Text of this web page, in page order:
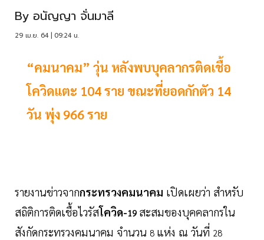
By อนัญญา จั่นมาลี
29 เม.ย. 64 | 09:24 น.
“คมนาคม” วุ่น หลังพบบุคลากรติดเชื้อ
โควิดแตะ 104 ราย ขณะที่ยอดกักตัว 14
วัน พุ่ง 966 ราย
รายงานข่าวจากกระทรวงคมนาคม เปิดเผยว่า สำหรับ
สถิติการติดเชื้อไวรัสโควิด-19 สะสมของบุคคลากรใน
สังกัดกระทรวงคมนาคม จำนวน 8 แห่ง ณ วันที่ 28